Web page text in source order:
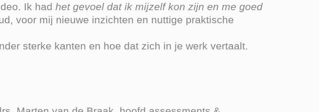
Ik had het gevoel dat ik mijzelf kon zijn en me goed
voor mij nieuwe inzichten en nuttige praktische
sterke kanten en hoe dat zich in je werk vertaalt.